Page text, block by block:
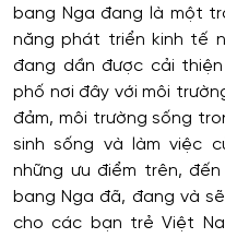
bang Nga đang là một
năng phát triển kinh tế
đang dần được cải
phố nơi đây với môi
đảm, môi trường sống
sinh sống và làm việc
những ưu điểm trên,
bang Nga đã, đang và
cho các bạn trẻ Việt